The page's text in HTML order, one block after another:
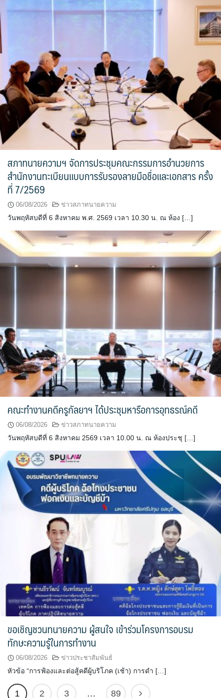
สภาทนายความฯ จัดการประชุมคณะกรรมการอำนวยการ
สำนักงานทะเบียนแบบการรับรองลายมือชื่อและเอกสาร ครั้ง
ที่ 7/2569
06/08/2026 ข่าวสภาทนายความ
วันพฤหัสบดีที่ 6 สิงหาคม พ.ศ. 2569 เวลา 10.30 น. ณ ห้อง […]
คณะทำงานคดีครูกัลยาฯ ได้ประชุมหารือการอุทธรณ์คดี
06/08/2026 ข่าวสภาทนายความ
วันพฤหัสบดีที่ 6 สิงหาคม 2569 เวลา 10.00 น. ณ ห้องประชุ […]
ขอเชิญชวนทนายความ ผู้สนใจ เข้าร่วมโครงการอบรม
ทักษะความรู้ในการทำงาน
06/08/2026 ข่าวประชาสัมพันธ์
หัวข้อ “การฟ้องและต่อสู้คดีผู้บริโภค (เช้า) การดำ […]
1 2 3 … 89